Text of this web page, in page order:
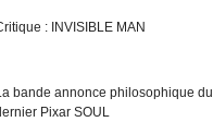
: INVISIBLE MAN
bande annonce philosophique du
Pixar SOUL